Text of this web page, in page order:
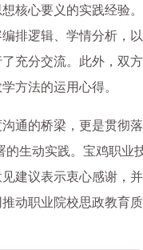
核心要义的实践经验
排逻辑、学情分析，
充分交流。此外，双
方法的运用心得。
通的桥梁，更是贯彻
的生动实践。宝鸡职业
建议表示衷心感谢，
动职业院校思政教育